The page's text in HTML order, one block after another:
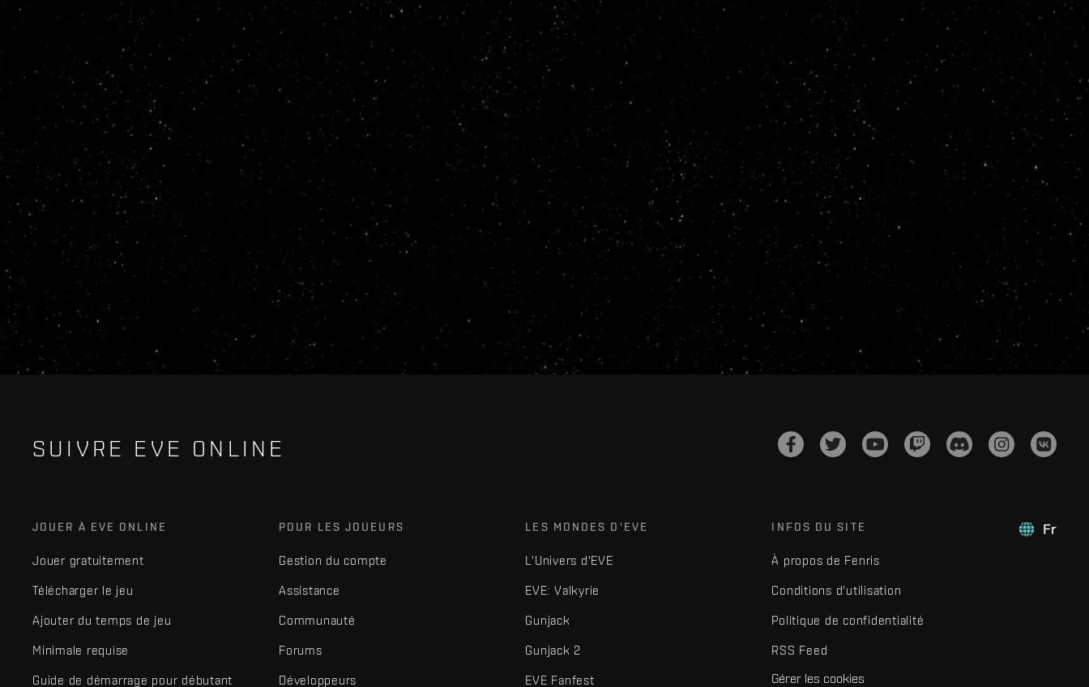
SUIVRE EVE ONLINE
Fr
JOUER À EVE ONLINE
Jouer gratuitement
Télécharger le jeu
Ajouter du temps de jeu
Minimale requise
Guide de démarrage pour débutant
POUR LES JOUEURS
Gestion du compte
Assistance
Communauté
Forums
Développeurs
LES MONDES D'EVE
L'Univers d'EVE
EVE: Valkyrie
Gunjack
Gunjack 2
EVE Fanfest
INFOS DU SITE
À propos de Fenris
Conditions d'utilisation
Politique de confidentialité
RSS Feed
Gérer les cookies